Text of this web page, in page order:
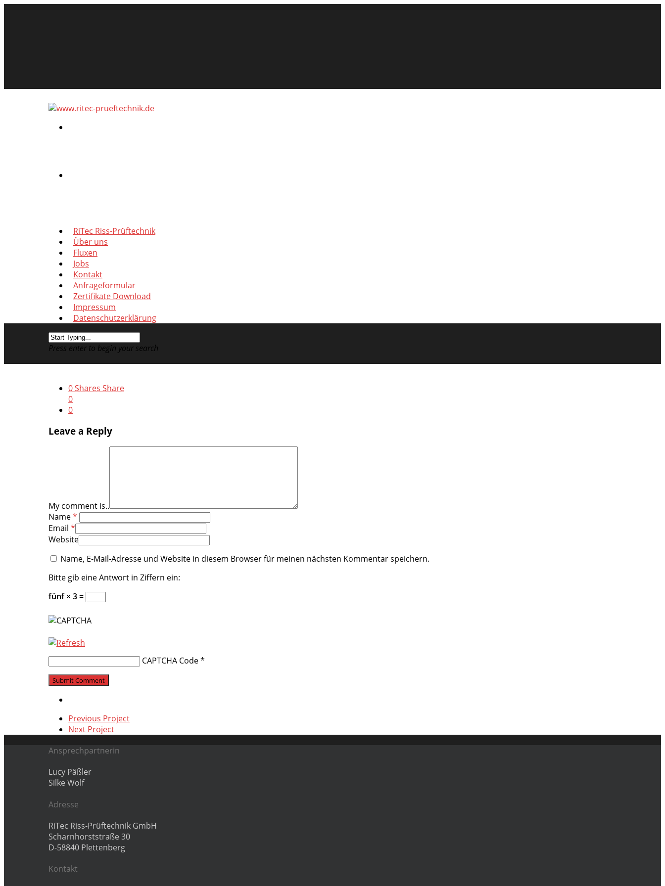
RiTec Riss-Prüftechnik
Über uns
Fluxen
Jobs
Kontakt
Anfrageformular
Zertifikate Download
Impressum
Datenschutzerklärung
Press enter to begin your search
0Shares Share
0
0
Leave a Reply
My comment is..
Name*
Email *
Website
Name, E-Mail-Adresse und Website in diesem Browser für meinen nächsten Kommentar speichern.
Bitte gib eine Antwort in Ziffern ein:
fünf × 3 =
CAPTCHA Code*
Previous Project
Next Project
Ansprechpartnerin
Lucy Päßler
Silke Wolf
Adresse
RiTec Riss-Prüftechnik GmbH
Scharnhorststraße 30
D-58840 Plettenberg
Kontakt